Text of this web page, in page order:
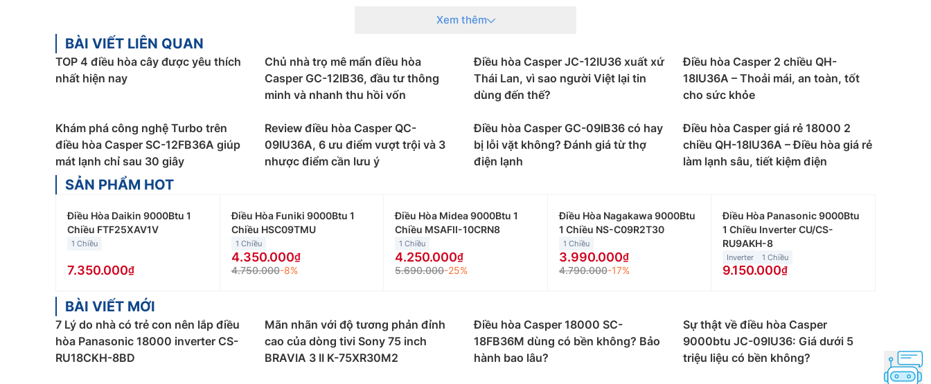
Khi nhắc đến Điều Hòa Casper inverter, 18000btu không thể bỏ qua được đó là giá thành rẻ, thiết kế sang trọng cùng nhiều tính năng hiện đại mang đến
cho người dùng sự thoải mái mỗi khi sử dụng.
Phân loại các dòng điều hòa Casper theo công suất
Điều hòa Casper giá rẻ
được phân loại theo công suất và tính năng, phù hợp với các không gian và nhu cầu sử dụng khác nhau. Dưới đây là một số gợi ý
để giúp bạn lựa chọn mẫu Điều Hòa Casper inverter, 18000btu phù hợp với căn phòng của mình:
Điều hòa Casper 9000Btu:Điều hòa Casper 9000btu phù hợp với những không gian nhỏ dưới 15m2 như phòng ngủ, phòng khách hay phòng làm việc nhỏ.
Giá bán điều hòa Casper 9000btu giao động từ 4 triệu đồng đến 9 triệu đồng/máy.
Điều hòa Casper 12000Btu
Điều hòa Casper 12000btu thường được lắp đặt cho những không gian có diện tích từ 15 đến dưới 20m2 như phòng khách,
phòng làm việc… Giá bán điều hòa Casper 12000btu giao động từ 5 triệu đến 9 triệu đồng.
Điều hòa Casper 18000Btu
Điều hòa Casper 18000btu phù hợp với những không gian có diện tích từ 20 đến dưới 30m2 như phòng làm việc, cửa hàng hay
phòng họp… Giá bán điều hòa Casper 18000btu giao động từ 8 triệu đến 10 triệu đồng.
Điều hòa Casper 24000btu phù hợp với những không gian có diện tích từ 30 đến 40m2 như nhà hàng, siêu thị nhỏ hay phòng
họp… Giá bán điều hòa Casper 24000btu giao động từ 12 triệu đến 14 triệu đồng.
Ngoài ra, các bạn có thể lựa chọn điều hòa Casper theo loại điều hòa như
Điều hòa Casper 1 chiều:Loại máy điều hòa Casper 1 chiều thì chỉ có tính năng làm lạnh, phù hợp sử dụng ở những nơi không có mùa đông lạnh hoặc
những gia đình không có nhu cầu sưởi ấm trong mùa đông.
Điều hòa Casper 2 chiều
Loại máy điều hòa Casper 2 chiều vừa có khả năng làm lạnh trong mùa hè, vừa có thể làm ấm trong mùa đông. Giá thành cao
Xem thêm
BÀI VIẾT LIÊN QUAN
TOP 4 điều hòa cây được yêu thích
nhất hiện nay
Chủ nhà trọ mê mẩn điều hòa
Casper GC-12IB36, đầu tư thông
minh và nhanh thu hồi vốn
Điều hòa Casper JC-12IU36 xuất xứ
Thái Lan, vì sao người Việt lại tin
dùng đến thế?
Điều hòa Casper 2 chiều QH-
18IU36A – Thoải mái, an toàn, tốt
cho sức khỏe
Khám phá công nghệ Turbo trên
điều hòa Casper SC-12FB36A giúp
mát lạnh chỉ sau 30 giây
Review điều hòa Casper QC-
09IU36A, 6 ưu điểm vượt trội và 3
nhược điểm cần lưu ý
Điều hòa Casper GC-09IB36 có hay
bị lỗi vặt không? Đánh giá từ thợ
điện lạnh
Điều hòa Casper giá rẻ 18000 2
chiều QH-18IU36A – Điều hòa giá rẻ
làm lạnh sâu, tiết kiệm điện
SẢN PHẨM HOT
Điều Hòa Daikin 9000Btu 1
Chiều FTF25XAV1V
1 Chiều
7.350.000
Điều Hòa Funiki 9000Btu 1
Chiều HSC09TMU
1 Chiều
4.350.000
4.750.000-8%
Điều Hòa Midea 9000Btu 1
Chiều MSAFII-10CRN8
1 Chiều
4.250.000
5.690.000-25%
Điều Hòa Nagakawa 9000Btu
1 Chiều NS-C09R2T30
1 Chiều
3.990.000
4.790.000-17%
Điều Hòa Panasonic 9000Btu
1 Chiều Inverter CU/CS-
RU9AKH-8
Inverter 1 Chiều
9.150.000
BÀI VIẾT MỚI
7 Lý do nhà có trẻ con nên lắp điều
hòa Panasonic 18000 inverter CS-
RU18CKH-8BD
Mãn nhãn với độ tương phản đỉnh
cao của dòng tivi Sony 75 inch
BRAVIA 3 II K-75XR30M2
Điều hòa Casper 18000 SC-
18FB36M dùng có bền không? Bảo
hành bao lâu?
Sự thật về điều hòa Casper
9000btu JC-09IU36: Giá dưới 5
triệu liệu có bền không?